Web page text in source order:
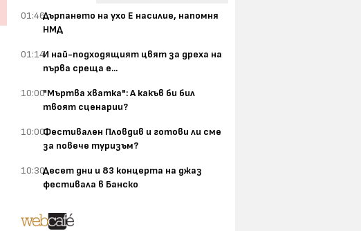
01:46Дърпането на ухо Е насилие, напомня
НМД
01:14И най-подходящият цвят за дреха на
първа среща е...
10:00"Мъртва хватка": А какъв би бил
твоят сценарии?
10:00Фестивален Пловдив и готови ли сме
за повече туризъм?
10:30Десет дни и 83 концерта на джаз
фестивала в Банско